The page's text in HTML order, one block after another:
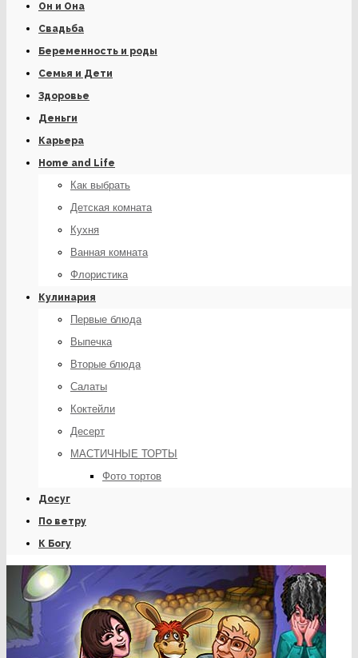
Он и Она
Свадьба
Беременность и роды
Семья и Дети
Здоровье
Деньги
Карьера
Home and Life
Как выбрать
Детская комната
Кухня
Ванная комната
Флористика
Кулинария
Первые блюда
Выпечка
Вторые блюда
Салаты
Коктейли
Десерт
МАСТИЧНЫЕ ТОРТЫ
Фото тортов
Досуг
По ветру
К Богу